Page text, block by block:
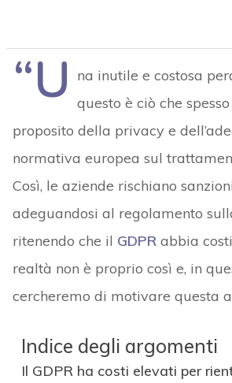
“U
na inutile e costosa
questo è ciò che
proposito della privacy e
normativa europea sul
Così, le aziende rischiano
adeguandosi al regolamento
ritenendo che il GDPRabbia costi
realtà non è proprio così e, in
cercheremo di motivare questa
Indice degli argomenti
Il GDPR ha costi elevati per